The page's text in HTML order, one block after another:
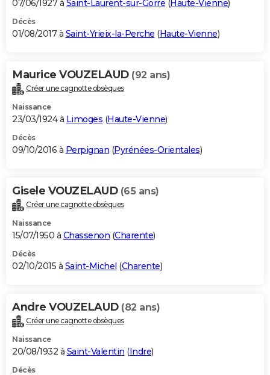
07/06/1927 à Saint-Laurent-sur-Gorre (Haute-Vienne)
Décès
01/08/2017 à Saint-Yrieix-la-Perche (Haute-Vienne)
Maurice VOUZELAUD (92 ans)
Créer une cagnotte obsèques
Naissance
23/03/1924 à Limoges (Haute-Vienne)
Décès
09/10/2016 à Perpignan (Pyrénées-Orientales)
Gisele VOUZELAUD (65 ans)
Créer une cagnotte obsèques
Naissance
15/07/1950 à Chassenon (Charente)
Décès
02/10/2015 à Saint-Michel (Charente)
Andre VOUZELAUD (82 ans)
Créer une cagnotte obsèques
Naissance
20/08/1932 à Saint-Valentin (Indre)
Décès